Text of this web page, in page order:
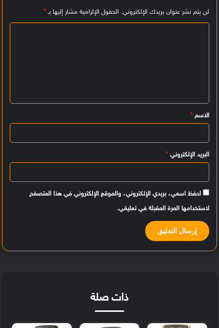
لن يتم نشر عنوان بريدك الإلكتروني. الحقول الإلزامية مشار إليها بـ*
ي
ق
الاسم *
البريد الإلكتروني *
احفظ اسمي، بريدي الإلكتروني، والموقع الإلكتروني في هذا المتصفح
لاستخدامها المرة المقبلة في تعليقي.
ذات صلة